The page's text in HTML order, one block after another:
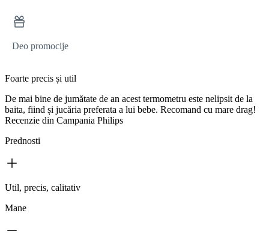
Deo promocije
Foarte precis și util
De mai bine de jumătate de an acest termometru este nelipsit de la
baita, fiind și jucăria preferata a lui bebe. Recomand cu mare drag!
Recenzie din Campania Philips
Prednosti
Util, precis, calitativ
Mane